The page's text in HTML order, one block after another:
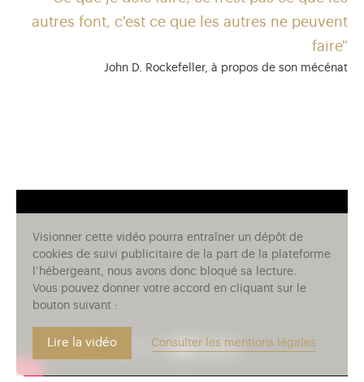
autres font, c'est ce que les autres ne peuvent
faire"
John D. Rockefeller, à propos de son mécénat
Visionner cette vidéo pourra entraîner un dépôt de
cookies de suivi publicitaire de la part de la plateforme
l’hébergeant, nous avons donc bloqué sa lecture.
Vous pouvez donner votre accord en cliquant sur le
bouton suivant :
Lire la vidéo Consulter les mentions légales